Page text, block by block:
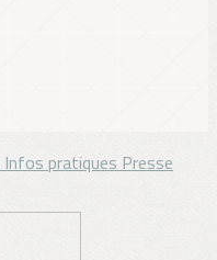
Infos pratiques Presse